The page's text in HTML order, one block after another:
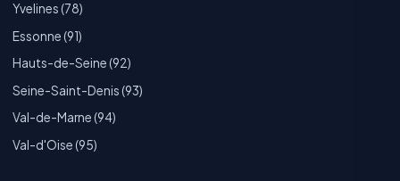
Yvelines (78)
Essonne (91)
Hauts-de-Seine (92)
Seine-Saint-Denis (93)
Val-de-Marne (94)
Val-d'Oise (95)